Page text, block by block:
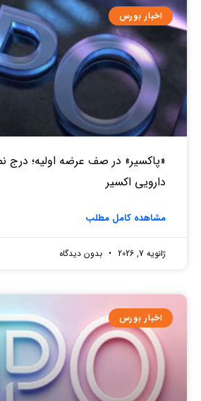
اخبار بورس
«پاکسیر» در صف عرضه اولیه؛
دارویی اکسیر
مشاهده کامل مطلب
ژانویه 7, 2026 بدون دیدگاه
اخبار بورس